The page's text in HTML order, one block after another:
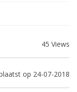
45 Views
op 24-07-2018